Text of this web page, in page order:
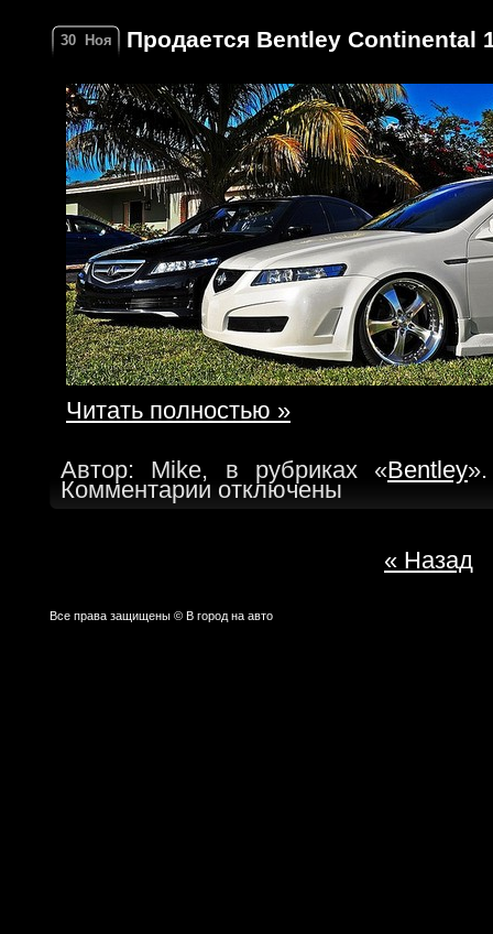
30 Ноя Продается Bentley Continental
Читать полностью »
Автор: Mike, в рубриках «Bentley
Комментарии отключены
« Назад
Все права защищены © В город на авто